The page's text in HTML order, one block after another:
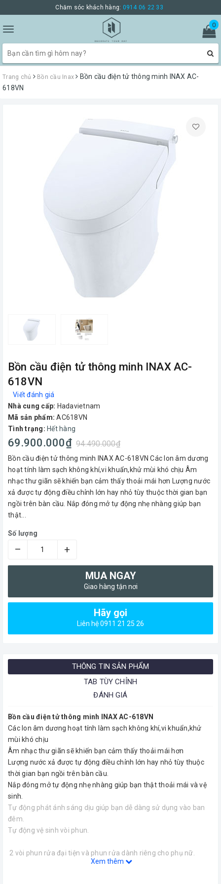
Chăm sóc khách hàng: 0914 06 22 33
Toggle
navigation
0
Trang chủ Bồn cầu Inax
Bồn cầu điện tử thông minh INAX AC-
618VN
Bồn cầu điện tử thông minh INAX AC-
618VN
Viết đánh giá
Nhà cung cấp: Hadavietnam
Mã sản phẩm: AC618VN
Tình trạng: Hết hàng
69.900.000₫ 94.490.000₫
Bồn cầu điện tử thông minh INAX AC-618VN Các Ion âm dương
hoạt tính làm sạch không khí,vi khuẩn,khử mùi khó chịu Âm
nhạc thư giãn sẽ khiến bạn cảm thấy thoải mái hơn Lượng nước
xả được tự động điều chỉnh lớn hay nhỏ tùy thuộc thời gian bạn
ngồi trên bàn cầu. Nắp đóng mở tự động nhẹ nhàng giúp bạn
thật...
Số lượng
– +
MUA NGAY
Giao hàng tận nơi
Hãy gọi
Liên hệ 0911 21 25 26
THÔNG TIN SẢN PHẨM
TAB TÙY CHỈNH
ĐÁNH GIÁ
Bồn cầu điện tử thông minh INAX AC-618VN
Các Ion âm dương hoạt tính làm sạch không khí,vi khuẩn,khử
mùi khó chịu
Âm nhạc thư giãn sẽ khiến bạn cảm thấy thoải mái hơn
Lượng nước xả được tự động điều chỉnh lớn hay nhỏ tùy thuộc
thời gian bạn ngồi trên bàn cầu.
Nắp đóng mở tự động nhẹ nhàng giúp bạn thật thoải mái và vệ
sinh.
Tự động phát ánh sáng dịu giúp bạn dễ dàng sử dụng vào ban
đêm.
Tự động vệ sinh vòi phun.
2 vòi phun rửa đại tiện và phun rửa dành riêng cho phụ nữ.
Phun rửa có massage hiệu quả trị liệu đối với bộ phận đại tiểu
Xem thêm